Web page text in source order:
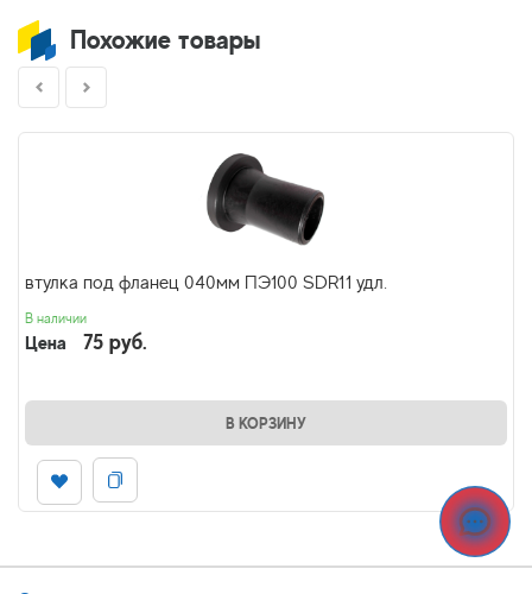
Похожие товары
втулка под фланец 040мм ПЭ100 SDR11 удл.
В наличии
Цена 75 руб.
В КОРЗИНУ